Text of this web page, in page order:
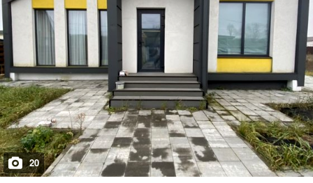
зручне сполучення: до Немішаєвого — близько 5 км, до Бучі —
15 км, до Києва — лише 30 км. Документи повністю готові до
угоди. Продаж без комісії для покупця. Телефонуйте для
перегляду.
20